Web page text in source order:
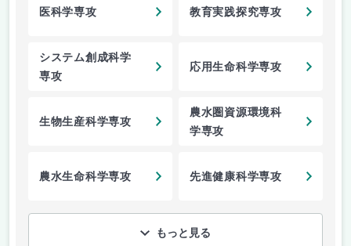
医科学専攻 教育実践探究専攻
システム創成科学
専攻
応用生命科学専攻
生物生産科学専攻
農水圏資源環境科
学専攻
農水生命科学専攻 先進健康科学専攻
もっと見る